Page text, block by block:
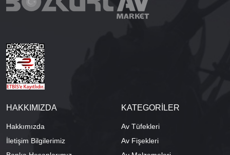
HAKKIMIZDA
Hakkımızda
İletişim Bilgilerimiz
KATEGORİLER
Av Tüfekleri
Av Fişekleri